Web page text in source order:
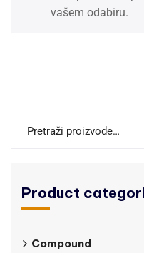
vašem odabiru.
Product
Compound